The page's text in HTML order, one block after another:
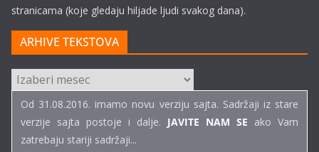
stranicama (koje gledaju hiljade ljudi svakog dana).
ARHIVE TEKSTOVA
ARHIVE
TEKSTOVA
Od 31.08.2016. imamo novu verziju sajta. Sadržaji iz stare
verzije sajta postoje i dalje. JAVITE NAM SE ako Vam
zatrebaju stariji sadržaji...